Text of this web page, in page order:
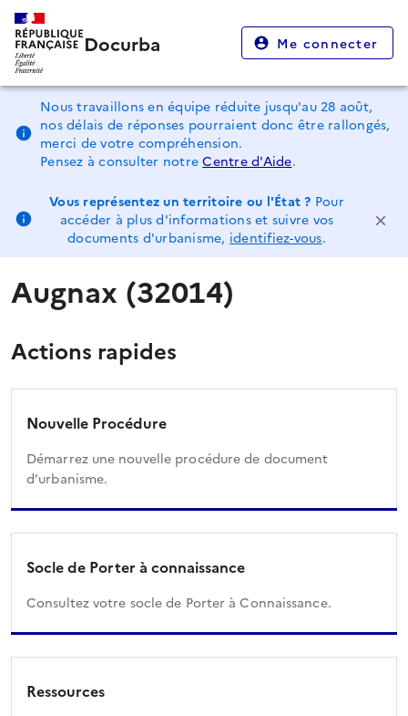
Docurba Me connecter
Nous travaillons en équipe réduite jusqu'au 28 août,
nos délais de réponses pourraient donc être rallongés,
merci de votre compréhension.
Pensez à consulter notreCentre d'Aide.
Vous représentez un territoire ou l'État ? Pour
accéder à plus d'informations et suivre vos
documents d'urbanisme, identifiez-vous.
Augnax (32014)
Actions rapides
Nouvelle Procédure
Démarrez une nouvelle procédure de document
d’urbanisme.
Socle de Porter à connaissance
Consultez votre socle de Porter à Connaissance.
Ressources